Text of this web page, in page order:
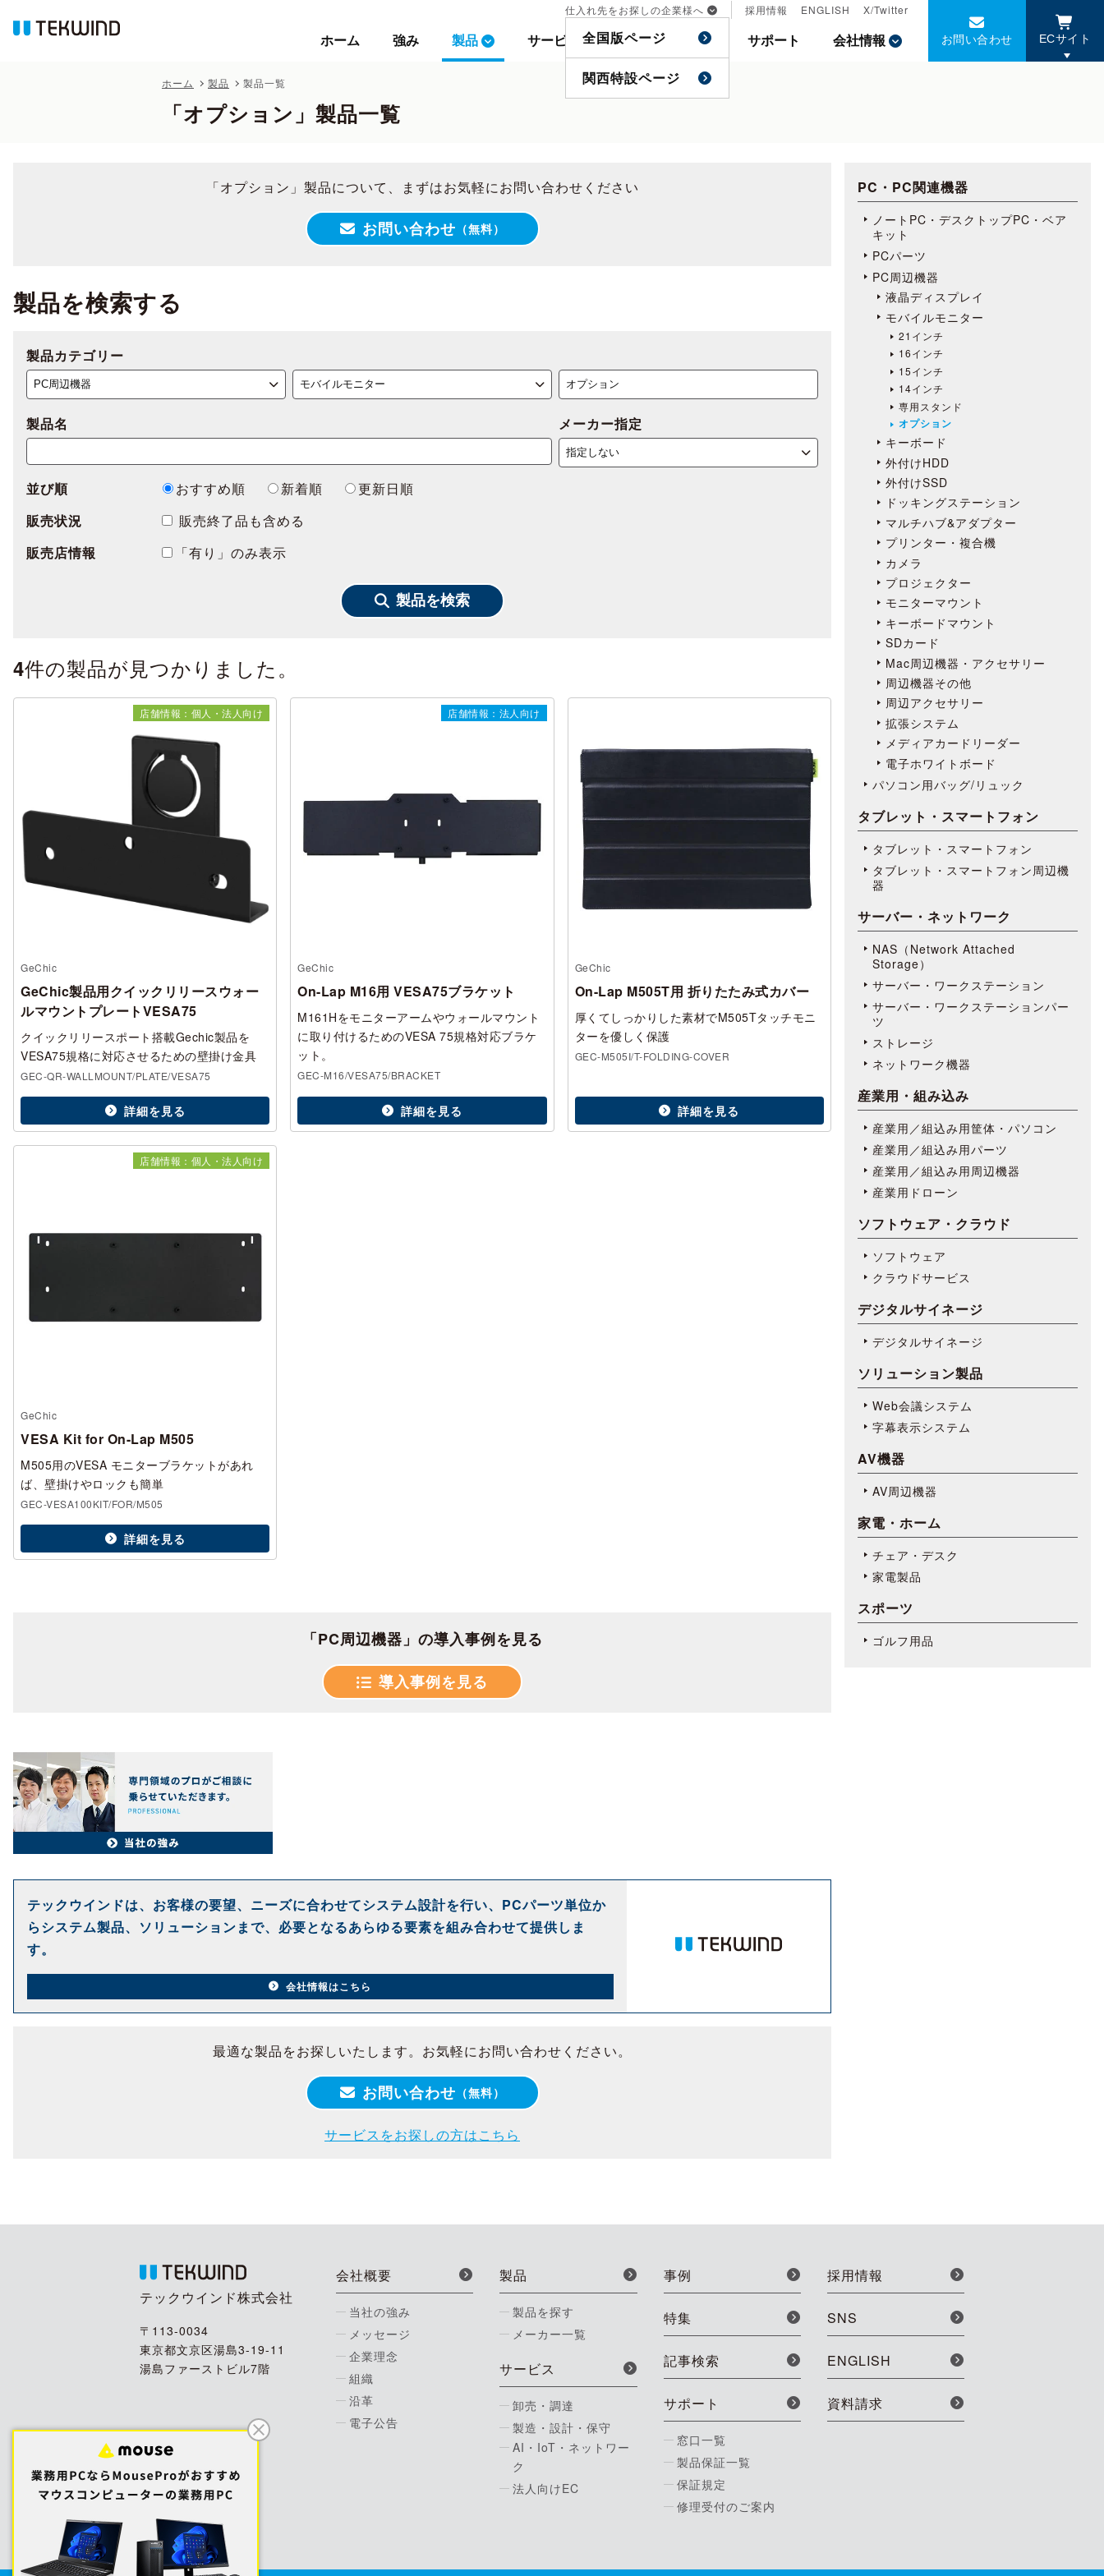
ホーム 強み 製品 サービス 事例 特集 サポート 会社情報
仕入れ先をお探しの企業様へ
全国版ページ
関西特設ページ
採用情報 ENGLISH X/Twitter
お問い合わせ ECサイト
ホーム 製品 製品一覧
「オプション」製品一覧
ホーム 強み 製品 サービス 事例 特集 サポート 会社情報
仕入れ先をお探しの企業様へ
全国版ページ
関西特設ページ
採用情報 ENGLISH X/Twitter
お問い合わせ ECサイト
「オプション」製品について、まずはお気軽にお問い合わせください
お問い合わせ （無料）
製品を検索する
製品カテゴリー
製品名 メーカー指定
並び順 おすすめ順 新着順
更新日順
販売状況
販売終了品も含める
販売店情報
「有り」のみ表示
製品を検索
4件の製品が見つかりました。
店舗情報：個人・法人向け
GeChic
GeChic製品用クイックリリースウォー
ルマウントプレートVESA75
クイックリリースポート搭載Gechic製品を
VESA75規格に対応させるための壁掛け金具
GEC-QR-WALLMOUNT/PLATE/VESA75
詳細を見る
店舗情報：法人向け
GeChic
On-Lap M16用 VESA75ブラケット
M161Hをモニターアームやウォールマウント
に取り付けるためのVESA 75規格対応ブラケ
ット。
GEC-M16/VESA75/BRACKET
詳細を見る
GeChic
On-Lap M505T用 折りたたみ式カバー
厚くてしっかりした素材でM505Tタッチモニ
ターを優しく保護
GEC-M505I/T-FOLDING-COVER
詳細を見る
店舗情報：個人・法人向け
GeChic
VESA Kit for On-Lap M505
M505用のVESA モニターブラケットがあれ
ば、壁掛けやロックも簡単
GEC-VESA100KIT/FOR/M505
詳細を見る
「PC周辺機器」の導入事例を見る
導入事例を見る
テックウインドは、お客様の要望、ニーズに合わせてシステム設計を行い、PCパーツ単位か
らシステム製品、ソリューションまで、必要となるあらゆる要素を組み合わせて提供しま
す。
会社情報はこちら
最適な製品をお探しいたします。お気軽にお問い合わせください。
お問い合わせ （無料）
サービスをお探しの方はこちら
PC・PC関連機器
ノートPC・デスクトップPC・ベア
キット
PCパーツ
PC周辺機器
液晶ディスプレイ
モバイルモニター
21インチ
16インチ
15インチ
14インチ
専用スタンド
オプション
キーボード
外付けHDD
外付けSSD
ドッキングステーション
マルチハブ&アダプター
プリンター・複合機
カメラ
プロジェクター
モニターマウント
キーボードマウント
SDカード
Mac周辺機器・アクセサリー
周辺機器その他
周辺アクセサリー
拡張システム
メディアカードリーダー
電子ホワイトボード
パソコン用バッグ/リュック
タブレット・スマートフォン
タブレット・スマートフォン
タブレット・スマートフォン周辺機
器
サーバー・ネットワーク
NAS（Network Attached
Storage）
サーバー・ワークステーション
サーバー・ワークステーションパー
ツ
ストレージ
ネットワーク機器
産業用・組み込み
産業用／組込み用筐体・パソコン
産業用／組込み用パーツ
産業用／組込み用周辺機器
産業用ドローン
ソフトウェア・クラウド
ソフトウェア
クラウドサービス
デジタルサイネージ
デジタルサイネージ
ソリューション製品
Web会議システム
字幕表⽰システム
AV機器
AV周辺機器
家電・ホーム
チェア・デスク
家電製品
スポーツ
ゴルフ用品
テックウインド株式会社
〒113-0034
東京都文京区湯島3-19-11
湯島ファーストビル7階
会社概要
当社の強み
メッセージ
企業理念
組織
沿革
電子公告
製品
製品を探す
メーカー一覧
サービス
卸売・調達
製造・設計・保守
AI・IoT・ネットワー
ク
法人向けEC
事例
特集
記事検索
サポート
窓口一覧
製品保証一覧
保証規定
修理受付のご案内
採用情報
SNS
ENGLISH
資料請求